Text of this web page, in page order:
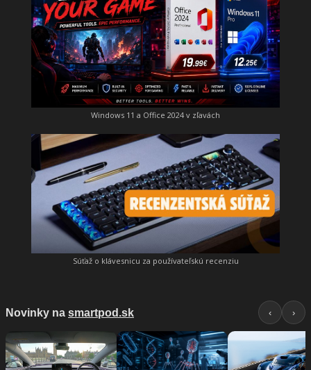
Windows 11 a Office 2024 v zľavách
Súťaž o klávesnicu za používateľskú recenziu